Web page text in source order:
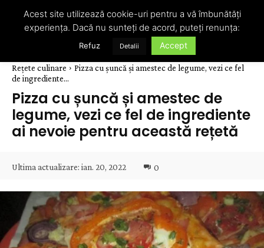
Rețete culinare
Pizza cu șuncă și amestec de legume, vezi ce fel
de ingrediente...
Pizza cu șuncă și amestec de
legume, vezi ce fel de ingrediente
ai nevoie pentru această rețetă
Ultima actualizare: ian. 20, 2022 0
Acest site utilizează cookie-uri pentru a vă îmbunătăți
experiența. Dacă nu sunteți de acord, puteți renunța:
Refuz Detalii Accept